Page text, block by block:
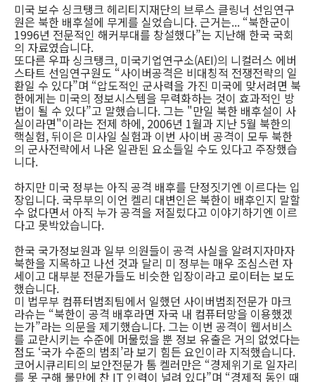
미국 보수 싱크탱크 헤리티지재단의 브루스 클링너 선임연구
원은 북한 배후설에 무게를 실었습니다. 근거는... “북한군이
1996년 전문적인 해커부대를 창설했다”는 지난해 한국 국회
의 자료였습니다.
또다른 우파 싱크탱크, 미국기업연구소(AEI)의 니컬러스 에버
스타트 선임연구원도 “사이버공격은 비대칭적 전쟁전략의 일
환일 수 있다”며 “압도적인 군사력을 가진 미국에 맞서려면 북
한에게는 미국의 정보시스템을 무력화하는 것이 효과적인 방
법이 될 수 있다”고 말했습니다. 그는 "만일 북한 배후설이 사
실이라면"이라는 전제 하에, 2006년 1월과 지난 5월 북한의
핵실험, 뒤이은 미사일 실험과 이번 사이버 공격이 모두 북한
의 군사전략에서 나온 일관된 요소들일 수도 있다고 주장했습
니다.
하지만 미국 정부는 아직 공격 배후를 단정짓기엔 이르다는 입
장입니다. 국무부의 이언 켈리 대변인은 북한이 배후인지 말할
수 없다면서 아직 누가 공격을 저질렀다고 이야기하기엔 이르
다고 못박았습니다.
한국 국가정보원과 일부 의원들이 공격 사실을 알려지자마자
북한을 지목하고 나선 것과 달리 미 정부는 매우 조심스런 자
세이고 대부분 전문가들도 비슷한 입장이라고 로이터는 보도
했습니다.
미 법무부 컴퓨터범죄팀에서 일했던 사이버범죄전문가 마크
라슈는 “북한이 공격 배후라면 자국 내 컴퓨터망을 이용했겠
는가”라는 의문을 제기했습니다. 그는 이번 공격이 웹서비스
를 교란시키는 수준에 머물렀을 뿐 정보 유출은 거의 없었다는
점도 ‘국가 수준의 범죄’라 보기 힘든 요인이라 지적했습니다.
코어시큐리티의 보안전문가 톰 켈러만은 “경제위기로 일자리
를 못 구해 불만에 찬 IT 인력이 널려 있다”며 “경제적 동인 때